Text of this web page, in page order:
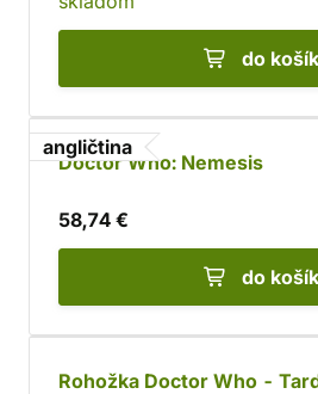
do
angličtina
Doctor Who: Nemesis
58,74 €
do
Rohožka Doctor Who -